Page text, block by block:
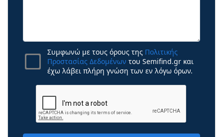
Συμφωνώ με τους όρους της Πολιτικής
Προστασίας Δεδομένων του Semifind.gr και
έχω λάβει πλήρη γνώση των εν λόγω όρων.